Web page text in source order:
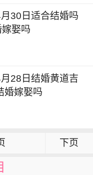
30日适合结婚吗
娶吗
28日结婚黄道吉
婚嫁娶吗
下页